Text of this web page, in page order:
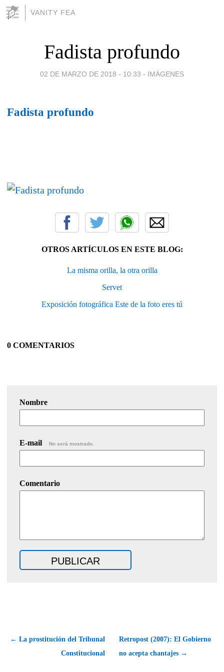
VANITY FEA
Fadista profundo
02 DE MARZO DE 2018 - 10:33 - IMÁGENES
Fadista profundo
OTROS ARTÍCULOS EN ESTE BLOG:
La misma orilla, la otra orilla
Servet
Exposición fotográfica Este de la foto eres tú
0 COMENTARIOS
Nombre
E-mail No será mostrado.
Comentario
← La prostitución del Tribunal
Constitucional
Retropost (2007): El Gobierno
no acepta chantajes →